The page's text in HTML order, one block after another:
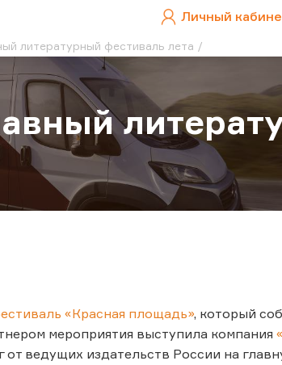
Личный
литературный фестиваль лета
«Красная площадь», который
мероприятия выступила компания
от ведущих издательств России на